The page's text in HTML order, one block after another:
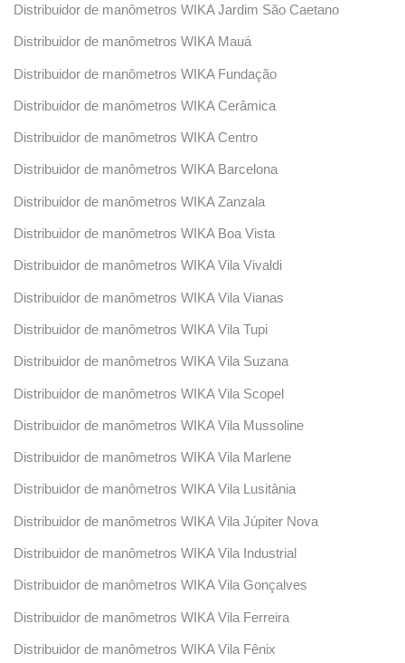
Distribuidor de manômetros WIKA Jardim São Caetano
Distribuidor de manômetros WIKA Mauá
Distribuidor de manômetros WIKA Fundação
Distribuidor de manômetros WIKA Cerâmica
Distribuidor de manômetros WIKA Centro
Distribuidor de manômetros WIKA Barcelona
Distribuidor de manômetros WIKA Zanzala
Distribuidor de manômetros WIKA Boa Vista
Distribuidor de manômetros WIKA Vila Vivaldi
Distribuidor de manômetros WIKA Vila Vianas
Distribuidor de manômetros WIKA Vila Tupi
Distribuidor de manômetros WIKA Vila Suzana
Distribuidor de manômetros WIKA Vila Scopel
Distribuidor de manômetros WIKA Vila Mussoline
Distribuidor de manômetros WIKA Vila Marlene
Distribuidor de manômetros WIKA Vila Lusitânia
Distribuidor de manômetros WIKA Vila Júpiter Nova
Distribuidor de manômetros WIKA Vila Industrial
Distribuidor de manômetros WIKA Vila Gonçalves
Distribuidor de manômetros WIKA Vila Ferreira
Distribuidor de manômetros WIKA Vila Fênix